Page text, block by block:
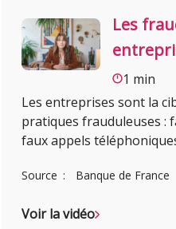
Les
1 min
Les entreprises sont la
pratiques frauduleuses :
faux appels
Source Banque de France
Voir la vidéo